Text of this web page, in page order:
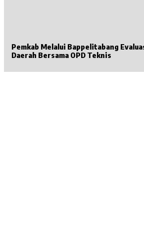
Pemkab Melalui Bappelitabang
Daerah Bersama OPD Teknis